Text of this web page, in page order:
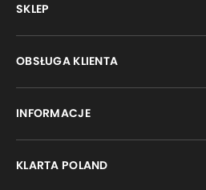
SKLEP
OBSŁUGA KLIENTA
INFORMACJE
KLARTA POLAND